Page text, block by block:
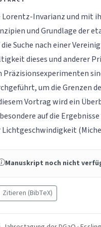
Lorentz-Invarianz und mit
und Grundlage der
die Suche nach einer
dieses und anderer
Präzisionsexperimenten
um die Grenzen
Vortrag wird ein
auf die
Lichtgeschwindigkeit
Manuskript noch nicht
Zitieren (BibTeX)